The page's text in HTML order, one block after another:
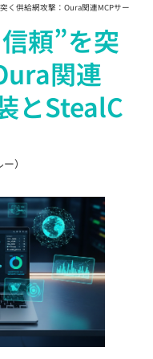
く供給網攻撃：Oura関連MCPサー
頼”を突
関連
とStealC
）